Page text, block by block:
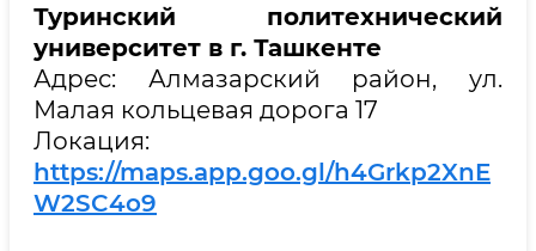
Туринский политехнический
университет в г. Ташкенте
Адрес: Алмазарский район, ул.
Малая кольцевая дорога 17
Локация:
https://maps.app.goo.gl/h4Grkp2XnE
W2SC4o9